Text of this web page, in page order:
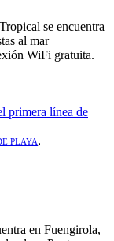
se encuentra
al mar
WiFi gratuita.
PLAYA,
en Fuengirola,